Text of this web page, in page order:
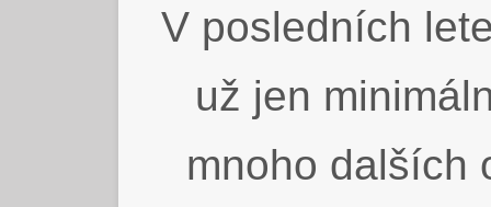
V posledních
už jen
mnoho dalších